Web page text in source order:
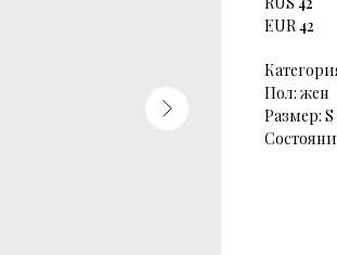
EUR42
Пол: жен
Размер: S